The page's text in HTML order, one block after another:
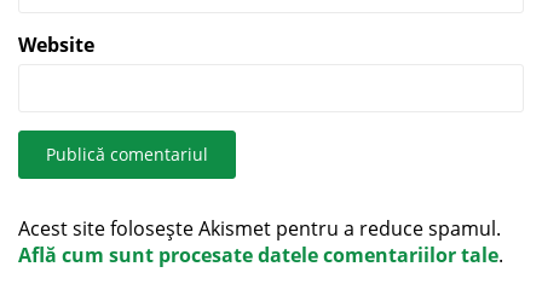
Website
Acest site folosește Akismet pentru a reduce spamul.
Află cum sunt procesate datele comentariilor tale.